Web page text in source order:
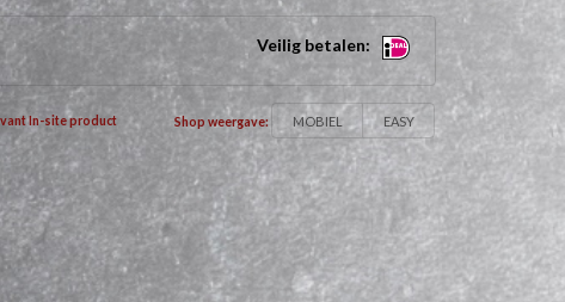
Veilig betalen:
In-site product Shop weergave: MOBIEL EASY